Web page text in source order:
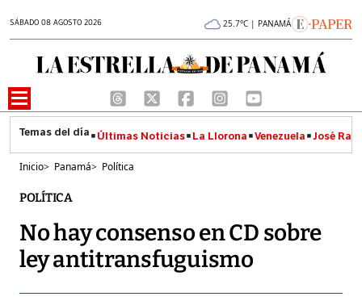
SÁBADO 08 AGOSTO 2026 25.7°C | PANAMÁ
Últimas Noticias La Llorona Venezuela José
Inicio> Panamá> Política
POLÍTICA
No hay consenso en CD sobre
ley antitransfuguismo